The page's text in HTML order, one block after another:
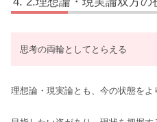
思考の両輪としてとらえる
理想論・現実論とも、今の状態をよ